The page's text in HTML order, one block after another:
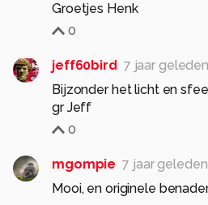
Groetjes Henk
0
jeff60bird 7 jaar geleden
Bijzonder het licht en
gr Jeff
0
mgompie 7 jaar geleden
Mooi, en originele